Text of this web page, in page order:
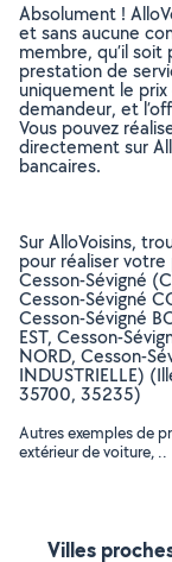
Absolument !
et sans aucune
membre, qu’il
prestation de
uniquement le
demandeur, et
Vous pouvez
directement sur
bancaires.
Sur AlloVoisins,
pour réaliser
Cesson-Sévigné
Cesson-Sévigné
Cesson-Sévigné
EST, Cesson-
NORD, Cesson-
INDUSTRIELLE)
35700, 35235)
Autres exemples de
extérieur de voiture, ..
Villes